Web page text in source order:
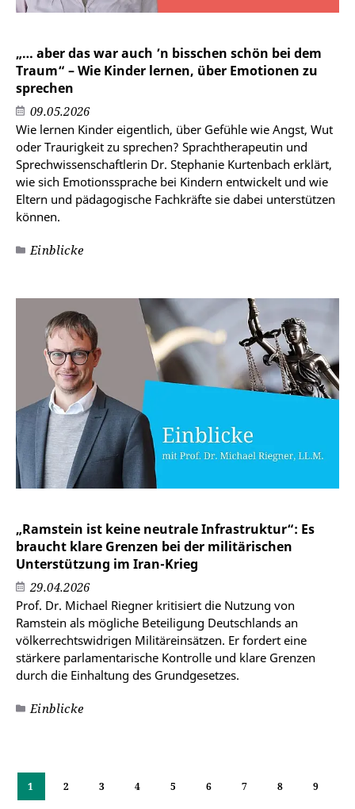
„… aber das war auch ’n bisschen schön bei dem
Traum“ – Wie Kinder lernen, über Emotionen zu
sprechen
09.05.2026
Wie lernen Kinder eigentlich, über Gefühle wie Angst, Wut
oder Traurigkeit zu sprechen? Sprachtherapeutin und
Sprechwissenschaftlerin Dr. Stephanie Kurtenbach erklärt,
wie sich Emotionssprache bei Kindern entwickelt und wie
Eltern und pädagogische Fachkräfte sie dabei unterstützen
können.
Einblicke
„Ramstein ist keine neutrale Infrastruktur“: Es
braucht klare Grenzen bei der militärischen
Unterstützung im Iran-Krieg
29.04.2026
Prof. Dr. Michael Riegner kritisiert die Nutzung von
Ramstein als mögliche Beteiligung Deutschlands an
völkerrechtswidrigen Militäreinsätzen. Er fordert eine
stärkere parlamentarische Kontrolle und klare Grenzen
durch die Einhaltung des Grundgesetzes.
Einblicke
1 2 3 4 5 6 7 8 9